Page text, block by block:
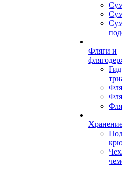
Фляги и